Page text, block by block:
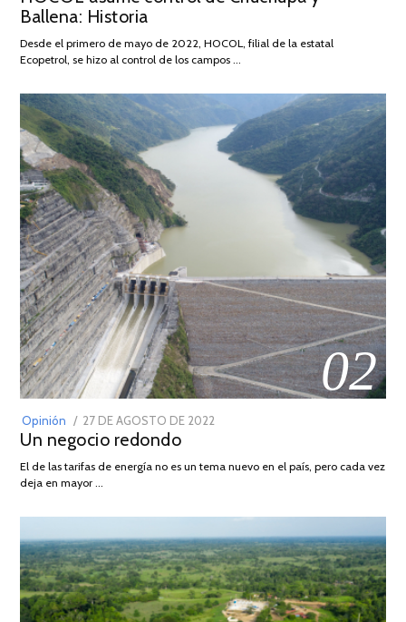
2026
Ballena: Historia
Desde el primero de mayo de 2022, HOCOL, filial de la estatal
Ecopetrol, se hizo al control de los campos …
02
Opinión
POSTED
ON
27 DE AGOSTO DE 2022
DE
Un negocio redondo
El de las tarifas de energía no es un tema nuevo en el país, pero cada vez
deja en mayor …